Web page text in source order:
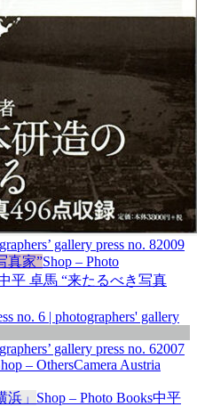
gallery press no. 82009
Shop – Photo
平 卓馬 “来たるべき写真
gallery press no. 62007
– OthersCamera Austria
Shop – Photo Books中平